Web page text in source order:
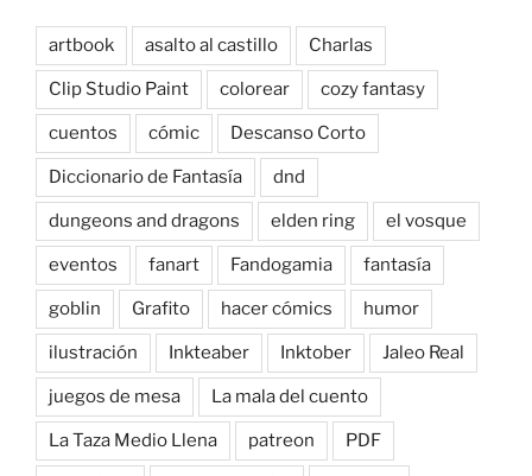
artbook asalto al castillo Charlas
Clip Studio Paint colorear cozy fantasy
cuentos cómic Descanso Corto
Diccionario de Fantasía dnd
dungeons and dragons elden ring el vosque
eventos fanart Fandogamia fantasía
goblin Grafito hacer cómics humor
ilustración Inkteaber Inktober Jaleo Real
juegos de mesa La mala del cuento
La Taza Medio Llena patreon PDF